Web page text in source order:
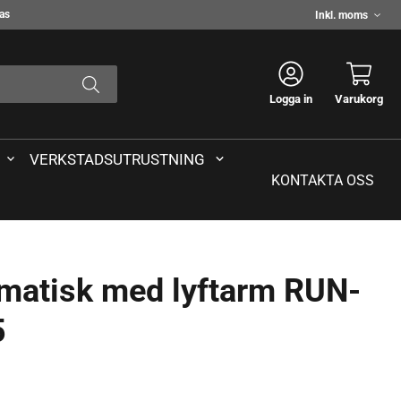
Välj
moms
Logga in Varukorg
VERKSTADSUTRUSTNING
KONTAKTA OSS
med lyftarm RUN-